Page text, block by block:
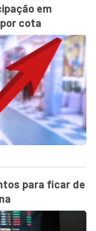
em
cota
para ficar de